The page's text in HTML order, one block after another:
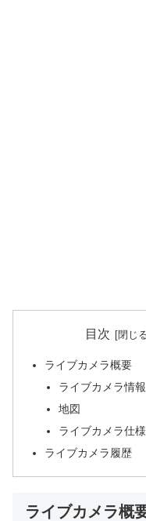
目次
ライブカメラ概要
ライブカメラ情報
地図
ライブカメラ仕
ライブカメラ履歴
ライブカメラ概